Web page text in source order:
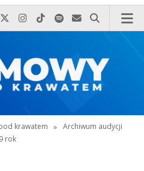
po prostu do nas zadzwoń
Odwiedź nas na Facebook-u
Odwiedź nas na X
Odwiedź nas na Instagram-ie
Odwiedź nas na TikTok-u
Szukaj nas na Spotify
Wyślij do nas
Szukaj
krawatem » Archiwum audycji
rok